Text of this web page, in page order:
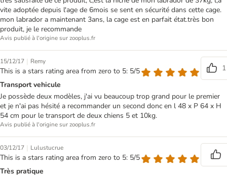
vite adoptée depuis l'age de 6mois se sent en sécurité dans cette cage.
mon labrador a maintenant 3ans, la cage est en parfait état.très bon
produit, je le recommande
Avis publié à l'origine sur zooplus.fr
15/12/17 | Remy
This is a stars rating area from zero to 5: 5/5
1
Transport vehicule
Je possède deux modèles, j'ai vu beaucoup trop grand pour le premier
et je n'ai pas hésité a recommander un second donc en l 48 x P 64 x H
54 cm pour le transport de deux chiens 5 et 10kg.
Avis publié à l'origine sur zooplus.fr
03/12/17 | Lulustucrue
This is a stars rating area from zero to 5: 5/5
Très pratique